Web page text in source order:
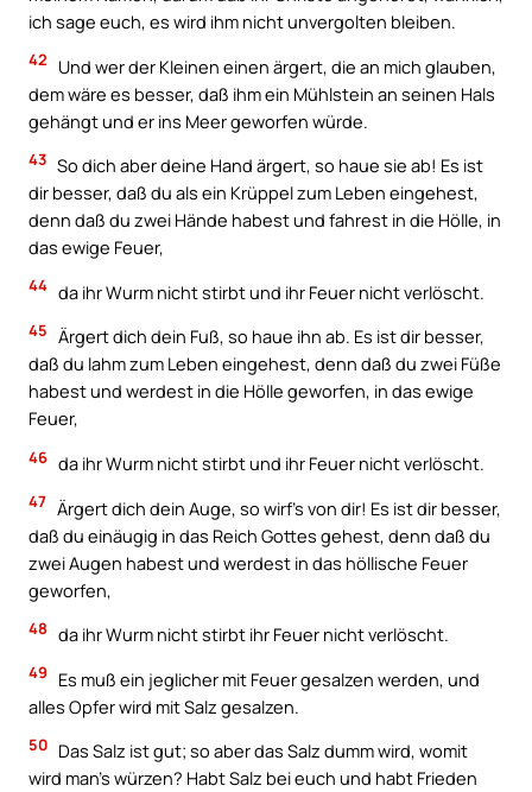
ich sage euch, es wird ihm nicht unvergolten bleiben.
42
Und wer der Kleinen einen ärgert, die an mich glauben,
dem wäre es besser, daß ihm ein Mühlstein an seinen Hals
gehängt und er ins Meer geworfen würde.
43 So dich aber deine Hand ärgert, so haue sie ab! Es ist
dir besser, daß du als ein Krüppel zum Leben eingehest,
denn daß du zwei Hände habest und fahrest in die Hölle, in
das ewige Feuer,
44 da ihr Wurm nicht stirbt und ihr Feuer nicht verlöscht.
45 Ärgert dich dein Fuß, so haue ihn ab. Es ist dir besser,
daß du lahm zum Leben eingehest, denn daß du zwei Füße
habest und werdest in die Hölle geworfen, in das ewige
Feuer,
46 da ihr Wurm nicht stirbt und ihr Feuer nicht verlöscht.
47 Ärgert dich dein Auge, so wirf’s von dir! Es ist dir besser,
daß du einäugig in das Reich Gottes gehest, denn daß du
zwei Augen habest und werdest in das höllische Feuer
geworfen,
48 da ihr Wurm nicht stirbt ihr Feuer nicht verlöscht.
49
Es muß ein jeglicher mit Feuer gesalzen werden, und
alles Opfer wird mit Salz gesalzen.
50 Das Salz ist gut; so aber das Salz dumm wird, womit
wird man’s würzen? Habt Salz bei euch und habt Frieden